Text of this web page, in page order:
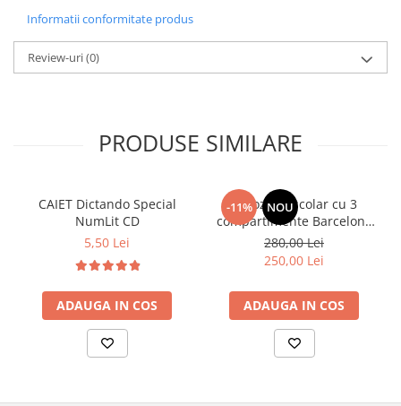
Informatii conformitate produs
Review-uri(0)
PRODUSE SIMILARE
CAIET Dictando Special
NumLit CD
5,50 Lei
ADAUGA IN COS
-11% NOU
Ghiozdan școlar cu 3
compartimente Barcelona
AB340 Astrabag
albastru/rosu
280,00 Lei
250,00 Lei
ADAUGA IN COS